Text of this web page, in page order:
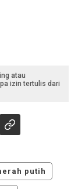
atau
izin tertulis dari
putih